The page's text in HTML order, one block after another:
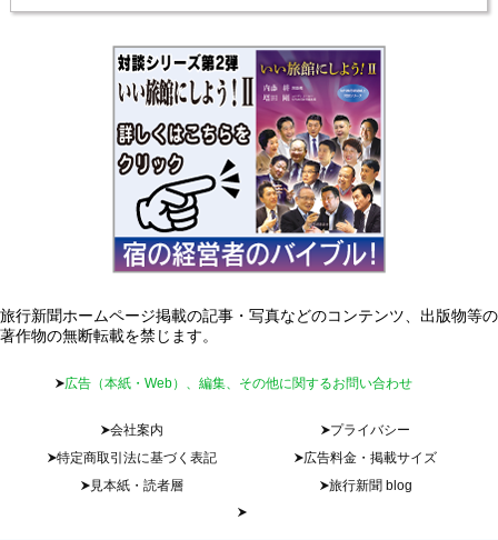
旅行新聞ホームページ掲載の記事・写真などのコンテンツ、出版物等の
著作物の無断転載を禁じます。
広告（本紙・Web）、編集、その他に関するお問い合わせ
会社案内
プライバシー
特定商取引法に基づく表記
広告料金・掲載サイズ
見本紙・読者層
旅行新聞 blog